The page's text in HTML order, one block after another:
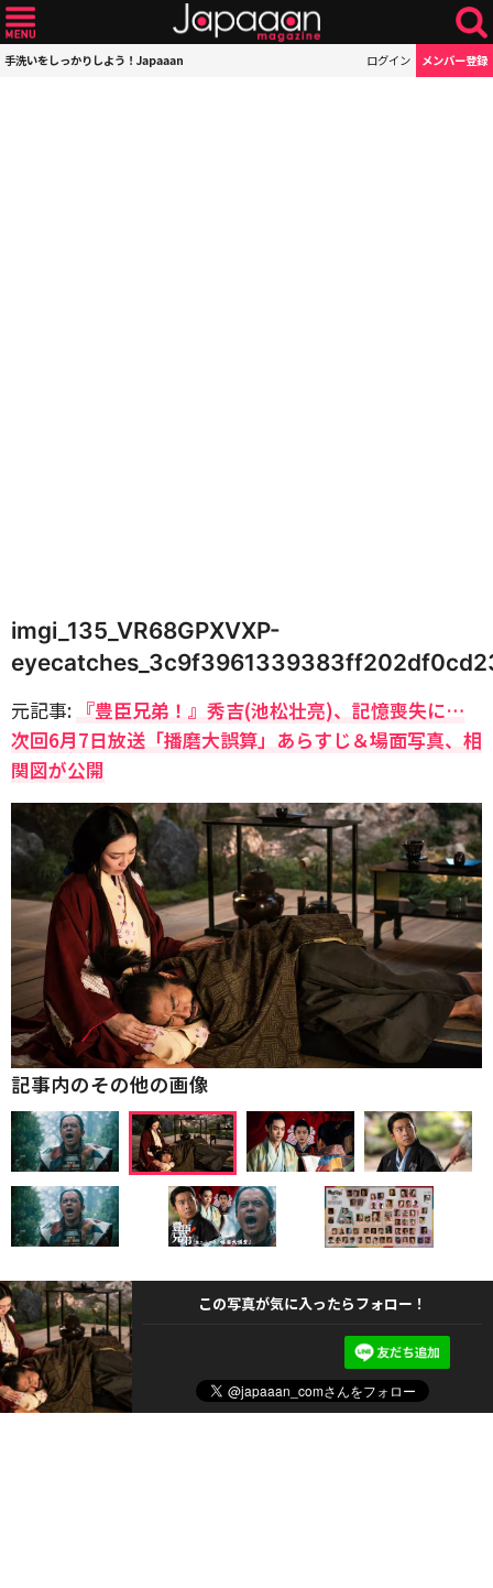
手洗いをしっかりしよう！Japaaan ログイン メンバー登録
imgi_135_VR68GPXVXP-
元記事: 『豊臣兄弟！』秀吉(池松壮亮)、記憶喪失に…
次回6月7日放送「播磨大誤算」あらすじ＆場面写真、相
関図が公開
記事内のその他の画像
この写真が気に入ったらフォロー！